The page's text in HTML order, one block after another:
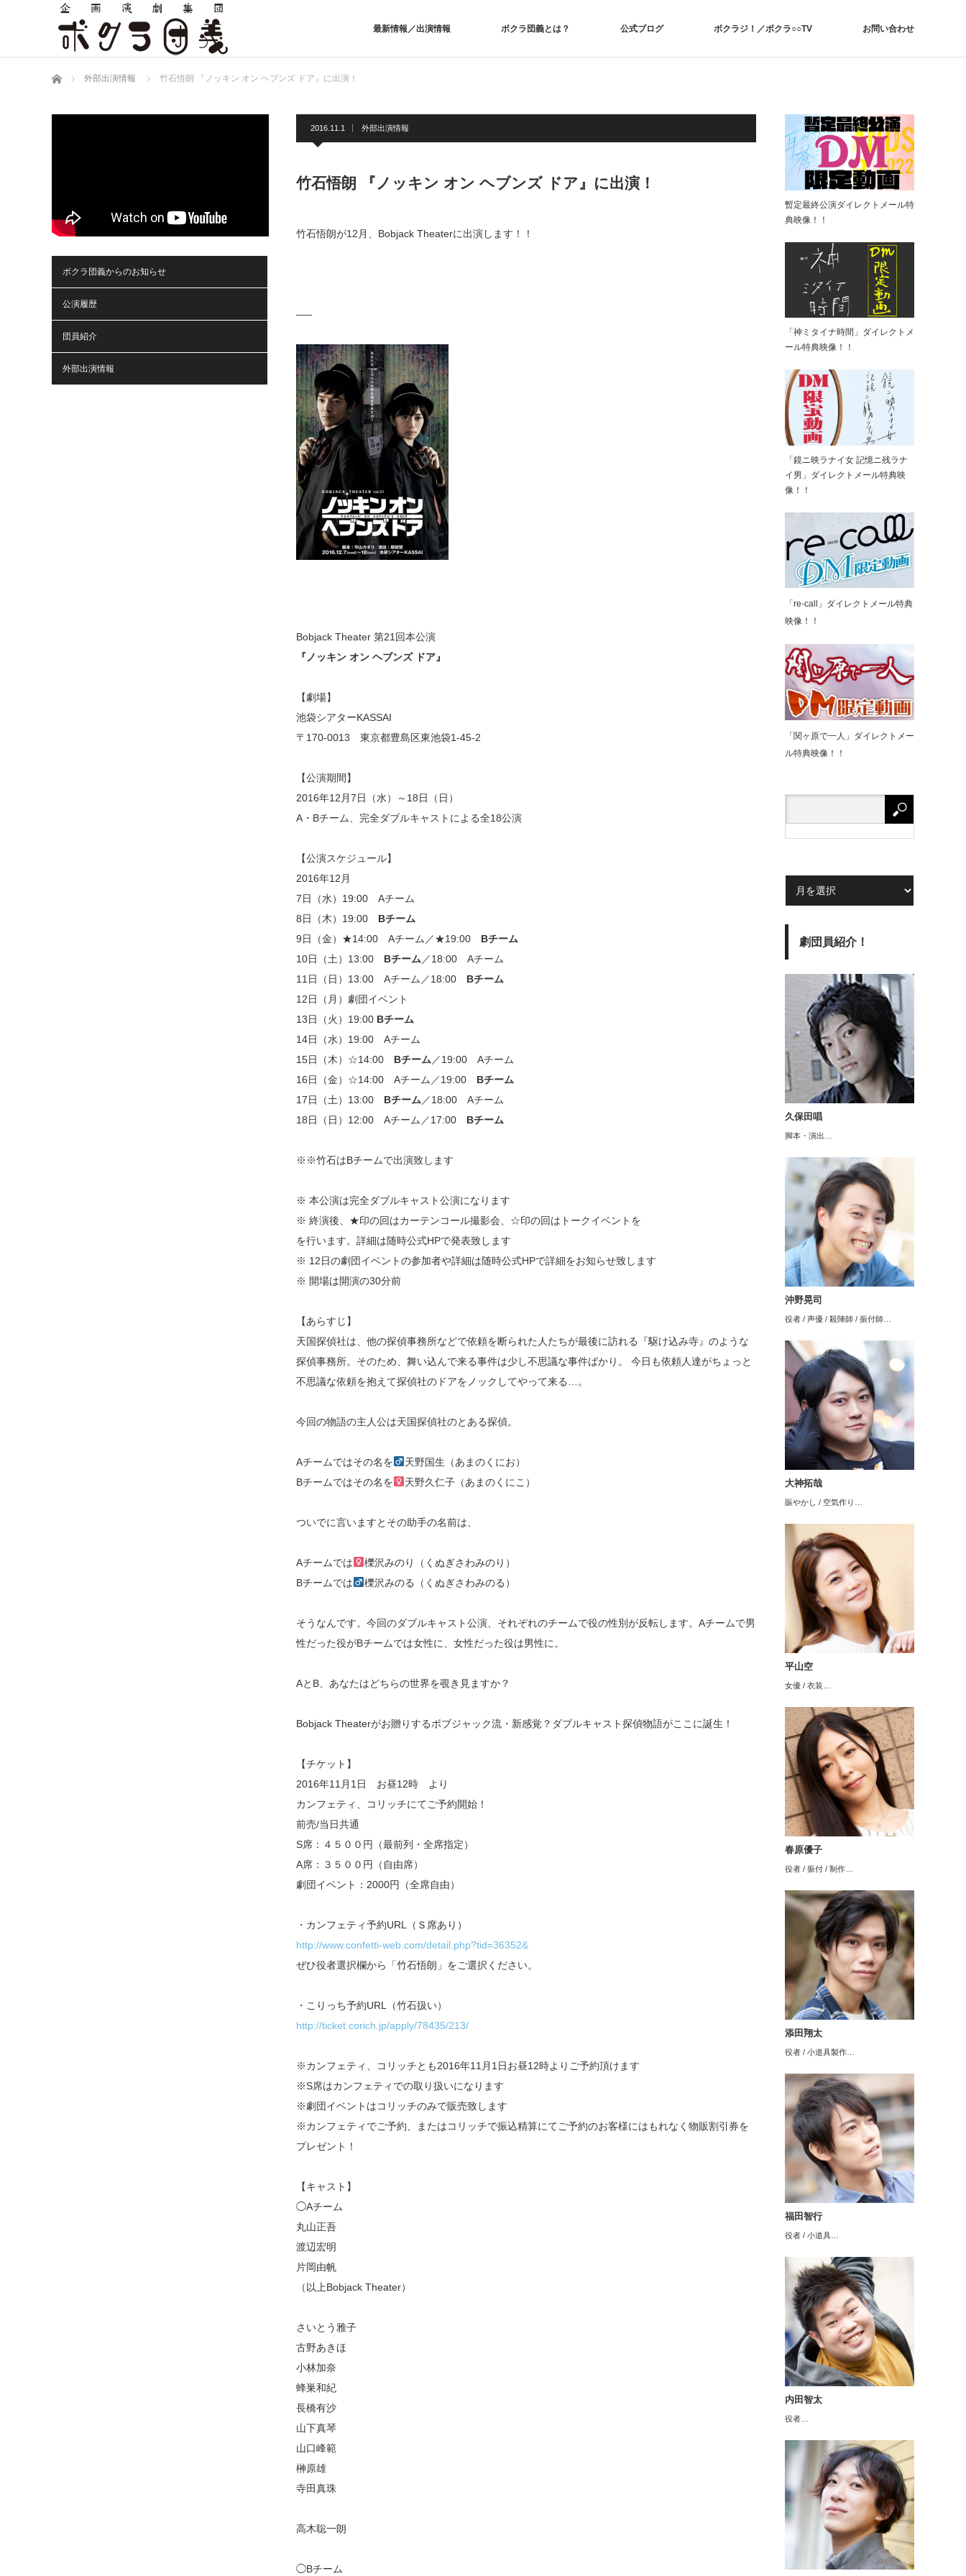
最新情報／出演情報 ボクラ団義とは？ 公式ブログ ボクラジ！／ボクラ○○TV お問い合わせ
ホーム 外部出演情報 竹石悟朗 『ノッキン オン ヘブンズ ドア』に出演！
2016.11.1 外部出演情報
竹石悟朗 『ノッキン オン ヘブンズ ドア』に出演！
竹石悟朗が12月、Bobjack Theaterに出演します！！
—–
Bobjack Theater 第21回本公演
『ノッキン オン ヘブンズ ドア』
【劇場】
池袋シアターKASSAI
〒170-0013 東京都豊島区東池袋1-45-2
【公演期間】
2016年12月7日（水）～18日（日）
A・Bチーム、完全ダブルキャストによる全18公演
【公演スケジュール】
2016年12月
7日（水）19:00 Aチーム
8日（木）19:00 Bチーム
9日（金）★14:00 Aチーム／★19:00 Bチーム
10日（土）13:00 Bチーム ／18:00 Aチーム
11日（日）13:00 Aチーム／18:00 Bチーム
12日（月）劇団イベント
13日（火）19:00 Bチーム
14日（水）19:00 Aチーム
15日（木）☆14:00 Bチーム ／19:00 Aチーム
16日（金）☆14:00 Aチーム／19:00 Bチーム
17日（土）13:00 Bチーム ／18:00 Aチーム
18日（日）12:00 Aチーム／17:00 Bチーム
※※竹石はBチームで出演致します
※ 本公演は完全ダブルキャスト公演になります
※ 終演後、★印の回はカーテンコール撮影会、☆印の回はトークイベントを
を行います。詳細は随時公式HPで発表致します
※ 12日の劇団イベントの参加者や詳細は随時公式HPで詳細をお知らせ致します
※ 開場は開演の30分前
【あらすじ】
天国探偵社は、他の探偵事務所などで依頼を断られた人たちが最後に訪れる『駆け込み寺』のような
探偵事務所。そのため、舞い込んで来る事件は少し不思議な事件ばかり。 今日も依頼人達がちょっと
不思議な依頼を抱えて探偵社のドアをノックしてやって来る…。
今回の物語の主人公は天国探偵社のとある探偵。
Aチームではその名を
天野国生（あまのくにお）
Bチームではその名を
天野久仁子（あまのくにこ）
ついでに言いますとその助手の名前は、
Aチームでは
櫟沢みのり（くぬぎさわみのり）
Bチームでは
櫟沢みのる（くぬぎさわみのる）
そうなんです。今回のダブルキャスト公演、それぞれのチームで役の性別が反転します。Aチームで男
性だった役がBチームでは女性に、女性だった役は男性に。
AとB、あなたはどちらの世界を覗き見ますか？
Bobjack Theaterがお贈りするボブジャック流・新感覚？ダブルキャスト探偵物語がここに誕生！
【チケット】
2016年11月1日 お昼12時 より
カンフェティ、コリッチにてご予約開始！
前売/当日共通
S席：４５００円（最前列・全席指定）
A席：３５００円（自由席）
劇団イベント：2000円（全席自由）
・カンフェティ予約URL（Ｓ席あり）
http://www.confetti-web.com/detail.php?tid=36352&
ぜひ役者選択欄から「竹石悟朗」をご選択ください。
・こりっち予約URL（竹石扱い）
http://ticket.corich.jp/apply/78435/213/
※カンフェティ、コリッチとも2016年11月1日お昼12時よりご予約頂けます
※S席はカンフェティでの取り扱いになります
※劇団イベントはコリッチのみで販売致します
※カンフェティでご予約、またはコリッチで振込精算にてご予約のお客様にはもれなく物販割引券を
プレゼント！
【キャスト】
◯Aチーム
丸山正吾
渡辺宏明
片岡由帆
（以上Bobjack Theater）
さいとう雅子
古野あきほ
小林加奈
蜂巣和紀
長橋有沙
山下真琴
山口峰範
榊原雄
寺田真珠
高木聡一朗
◯Bチーム
ボクラ団義からのお知らせ
公演履歴
団員紹介
外部出演情報
暫定最終公演ダイレクトメール特
典映像！！
「神ミタイナ時間」ダイレクトメ
ール特典映像！！
「鏡ニ映ラナイ女 記憶ニ残ラナ
イ男」ダイレクトメール特典映
像！！
「re-call」ダイレクトメール特典
映像！！
「関ヶ原で⼀⼈」ダイレクトメー
ル特典映像！！
劇団員紹介！
久保田唱
脚本・演出…
沖野晃司
役者 / 声優 / 殺陣師 / 振付師…
大神拓哉
賑やかし / 空気作り…
平山空
女優 / 衣装…
春原優子
役者 / 振付 / 制作…
添田翔太
役者 / 小道具製作…
福田智行
役者 / 小道具…
内田智太
役者…